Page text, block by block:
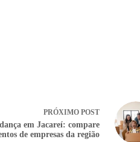
PRÓXIMO POST
em Jacareí: compare
de empresas da região